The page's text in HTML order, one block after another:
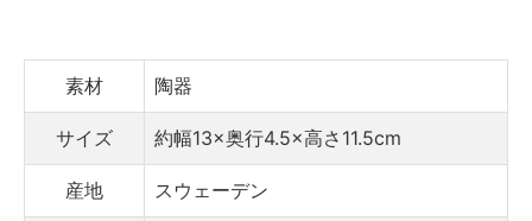
素材 陶器
サイズ 約幅13×奥行4.5×高さ11.5cm
産地 スウェーデン